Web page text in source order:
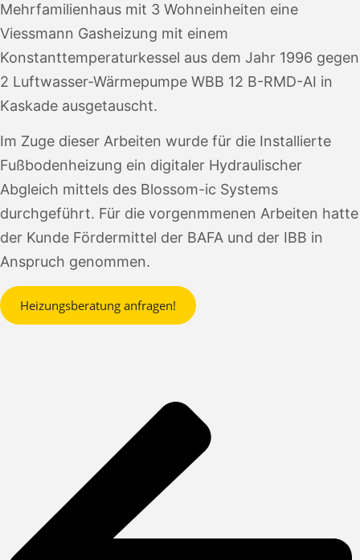
Mehrfamilienhaus mit 3 Wohneinheiten eine
Viessmann Gasheizung mit einem
Konstanttemperaturkessel aus dem Jahr 1996 gegen
2 Luftwasser-Wärmepumpe WBB 12 B-RMD-AI in
Kaskade ausgetauscht.
Im Zuge dieser Arbeiten wurde für die Installierte
Fußbodenheizung ein digitaler Hydraulischer
Abgleich mittels des Blossom-ic Systems
durchgeführt. Für die vorgenmmenen Arbeiten hatte
der Kunde Fördermittel der BAFA und der IBB in
Anspruch genommen.
Heizungsberatung anfragen!